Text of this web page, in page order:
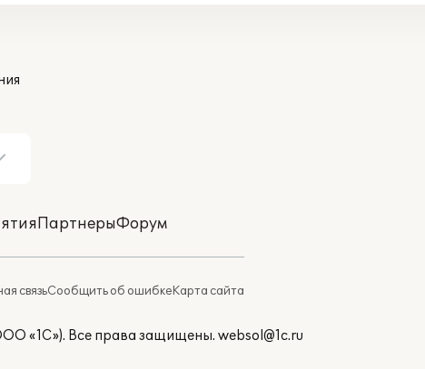
ПартнерыФорум
связьСообщить об ошибкеКарта сайта
«1С»). Все права защищены. websol@1c.ru